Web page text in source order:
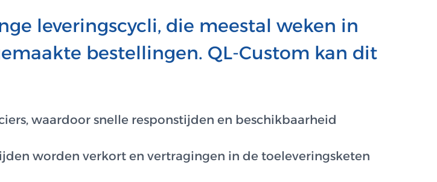
leveringscycli, die meestal weken in
bestellingen. QL-Custom kan dit
waardoor snelle responstijden en beschikbaarheid
worden verkort en vertragingen in de toeleveringsketen